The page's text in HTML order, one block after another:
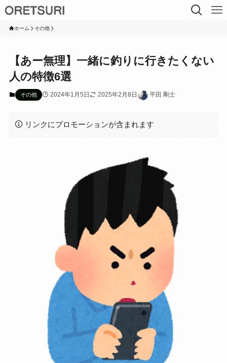
ホーム その他
【あー無理】一緒に釣りに行きたくない
人の特徴6選
その他 2024年1月5日 2025年2月8日 平田 剛士
リンクにプロモーションが含まれます